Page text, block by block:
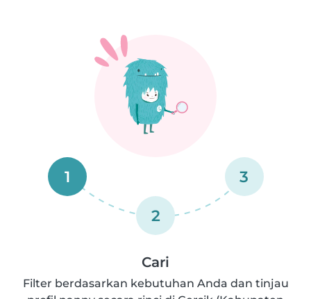
1
2
3
Cari
Filter berdasarkan kebutuhan Anda dan tinjau